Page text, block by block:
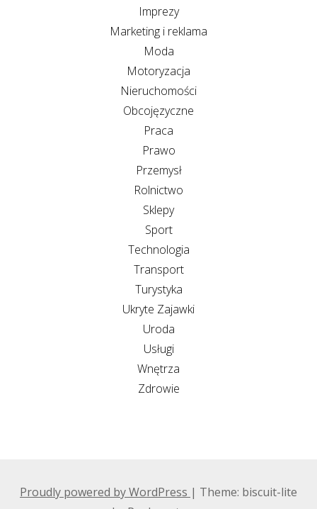
Imprezy
Marketing i reklama
Moda
Motoryzacja
Nieruchomości
Obcojęzyczne
Praca
Prawo
Przemysł
Rolnictwo
Sklepy
Sport
Technologia
Transport
Turystyka
Ukryte Zajawki
Uroda
Usługi
Wnętrza
Zdrowie
Proudly powered by WordPress | Theme: biscuit-lite